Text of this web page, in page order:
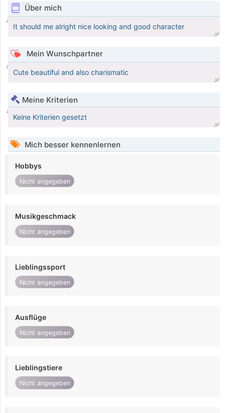
Über mich
It should me alright nice looking and good character
Mein Wunschpartner
Cute beautiful and also charismatic
Meine Kriterien
Keine Kriterien gesetzt
Mich besser kennenlernen
Hobbys
Nicht angegeben
Musikgeschmack
Nicht angegeben
Lieblingssport
Nicht angegeben
Ausflüge
Nicht angegeben
Lieblingstiere
Nicht angegeben